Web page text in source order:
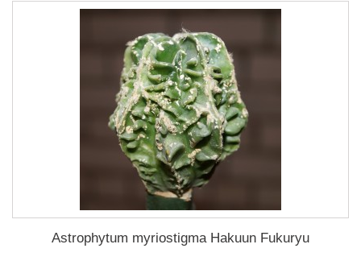
Astrophytum myriostigma Hakuun Fukuryu